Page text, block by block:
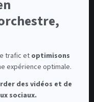
trafic et optimisons
expérience optimale.
des vidéos et de
sociaux.
visiteurs